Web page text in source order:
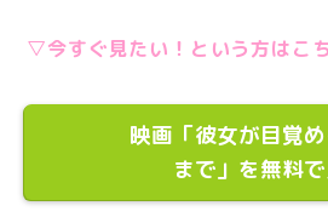
▽今すぐ見たい！という方はこ
映画「彼女が目覚
まで」を無料